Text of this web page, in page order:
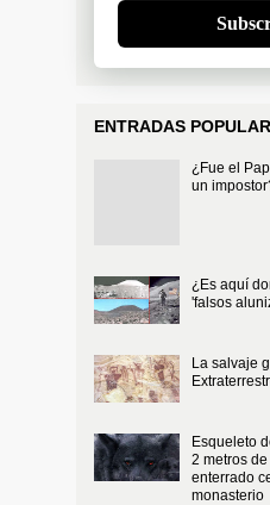
ENTRADAS
¿Fue el
un
¿Es aquí
'falsos
La salvaje
Esqueleto
2 metros
enterrado
monasterio